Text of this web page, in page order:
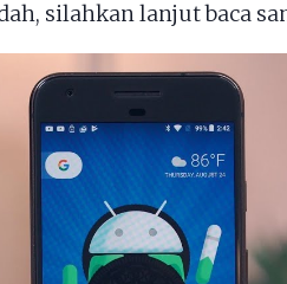
silahkan lanjut baca